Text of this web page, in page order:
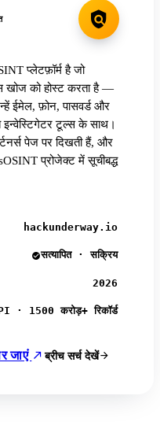
प्लेटफ़ॉर्म है जो
खोज को होस्ट करता है —
ईमेल, फ़ोन, पासवर्ड और
टूल्स के साथ।
पेज पर दिखती हैं, और
प्रोजेक्ट में सूचीबद्ध
hackunderway.io
सत्यापित · सक्रिय
2026
· 1500 करोड़+ रिकॉर्ड
जाएं ब्रीच सर्च देखें